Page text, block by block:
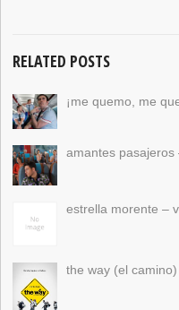
RELATED POSTS
¡me quemo, me
amantes pasajeros
estrella morente –
the way (el